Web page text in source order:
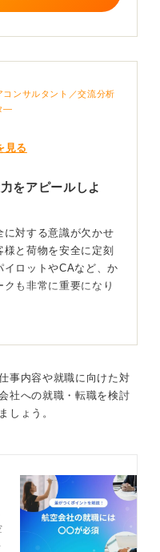
酷な天候やシフト勤務
重視する3つのポイン
全に作業できる対応力
での作業には高いリ
秒単位で動く現場では
す。サークルやアルバ
る継続力や覚悟です。
ます。
合わせてアピール
、「自身の具体的な
かせるか」という構造
要した経験をもと
コンサルタント／交流分析
―
見る
をアピールしよ
に対する意識が欠かせ
と荷物を安全に定刻
ロットやCAなど、か
も非常に重要になり
マネジメントといった
ような特徴を理解して
時代の経験を深掘り
でチームワークを発揮
。
事内容や就職に向けた対
社への就職・転職を検討
しょう。